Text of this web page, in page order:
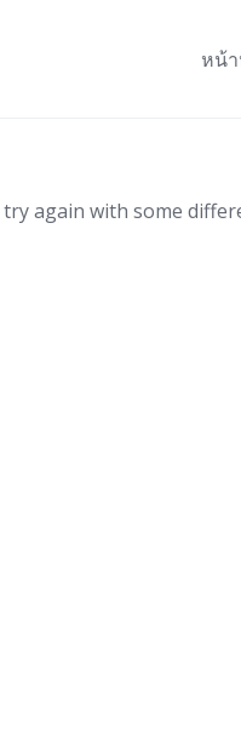
หน้
again with some